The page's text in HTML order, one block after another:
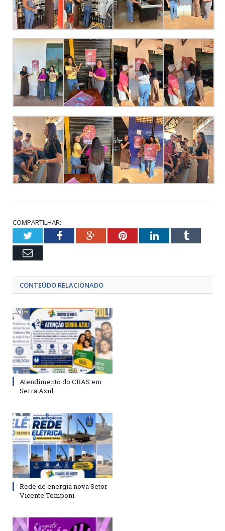
COMPARTILHAR:
TwitterFacebookGoogle+PinterestLinkedInTumblr
Email
CONTEÚDO RELACIONADO
Atendimento do CRAS em
Serra Azul
Rede de energia nova Setor
Vicente Temponi